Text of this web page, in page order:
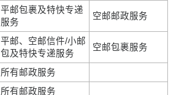
平邮包裹及特快专递
服务
空邮邮政服务
平邮、空邮信件/小邮
包及特快专递服务
空邮包裹服务
所有邮政服务
所有邮政服务